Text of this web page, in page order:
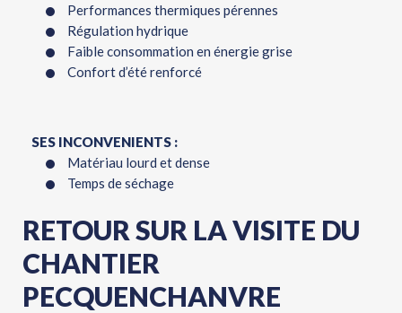
Performances thermiques pérennes
Régulation hydrique
Faible consommation en énergie grise
Confort d’été renforcé
SES INCONVENIENTS :
Matériau lourd et dense
Temps de séchage
RETOUR SUR LA VISITE DU
CHANTIER
PECQUENCHANVRE